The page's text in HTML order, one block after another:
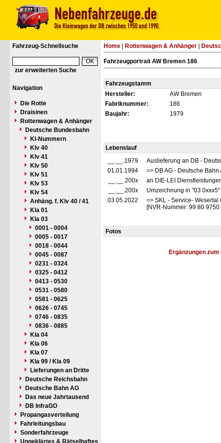
Fahrzeug-Schnellsuche
zur erweiterten Suche
Navigation
Die Rotte
Draisinen
Rottenwagen & Anhänger
Deutsche Bundesbahn
Kl-Nummern
Klv 40
Klv 41
Klv 50
Klv 51
Klv 53
Klv 54
Anhäng. f. Klv 40 / 41
Kla 01
Kla 03
0001 - 0004
0005 - 0017
0018 - 0044
0045 - 0087
0231 - 0324
0325 - 0412
0413 - 0530
0531 - 0580
0581 - 0625
0626 - 0745
0746 - 0835
0836 - 0885
Kla 04
Kla 06
Kla 07
Kla 99 / Kla 09
Lieferungen an Dritte
Deutsche Reichsbahn
Deutsche Bahn AG
Das neue Jahrtausend
DB InfraGO
Propangasverteilung
Fahrleitungsbau
Sonderfahrzeuge
Ungeklärtes & Rätselhaftes
Home Rottenwagen & Anhänger
Fahrzeugportrait AW Bremen 186
Fahrzeugstamm
Hersteller:
AW Bremen
Fabriknummer:
186
Baujahr:
1979
Lebenslauf
__.__.1979
Auslieferung an DB -
01.01.1994
=> DB AG - Deutsche
__.__.200x
an DIE-LEI
__.__.200x
Umzeichnung in "03
03.05.2022
=> SKL - Service- Wesertal
[NVR-Nummer: 99 80
Fotos
Ergänzungen